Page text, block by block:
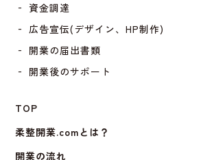
‐ 資金調達
‐ 広告宣伝(デザイン、HP制作)
‐ 開業の届出書類
‐ 開業後のサポート
TOP
柔整開業.comとは？
開業の流れ